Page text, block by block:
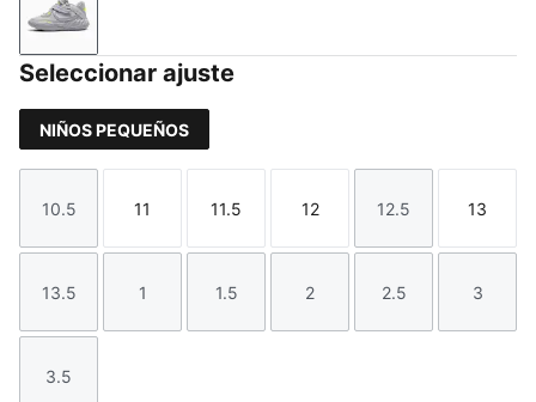
Vibrant Silver-Yellow Alert-Glowing Red
Seleccionar ajuste
NIÑOS PEQUEÑOS
Talla
10.5
Talla
11
Talla
11.5
Talla
12
Talla
12.5
Talla
13
Talla
13.5
Talla
1
Talla
1.5
Talla
2
Talla
2.5
Talla
3
Talla
3.5